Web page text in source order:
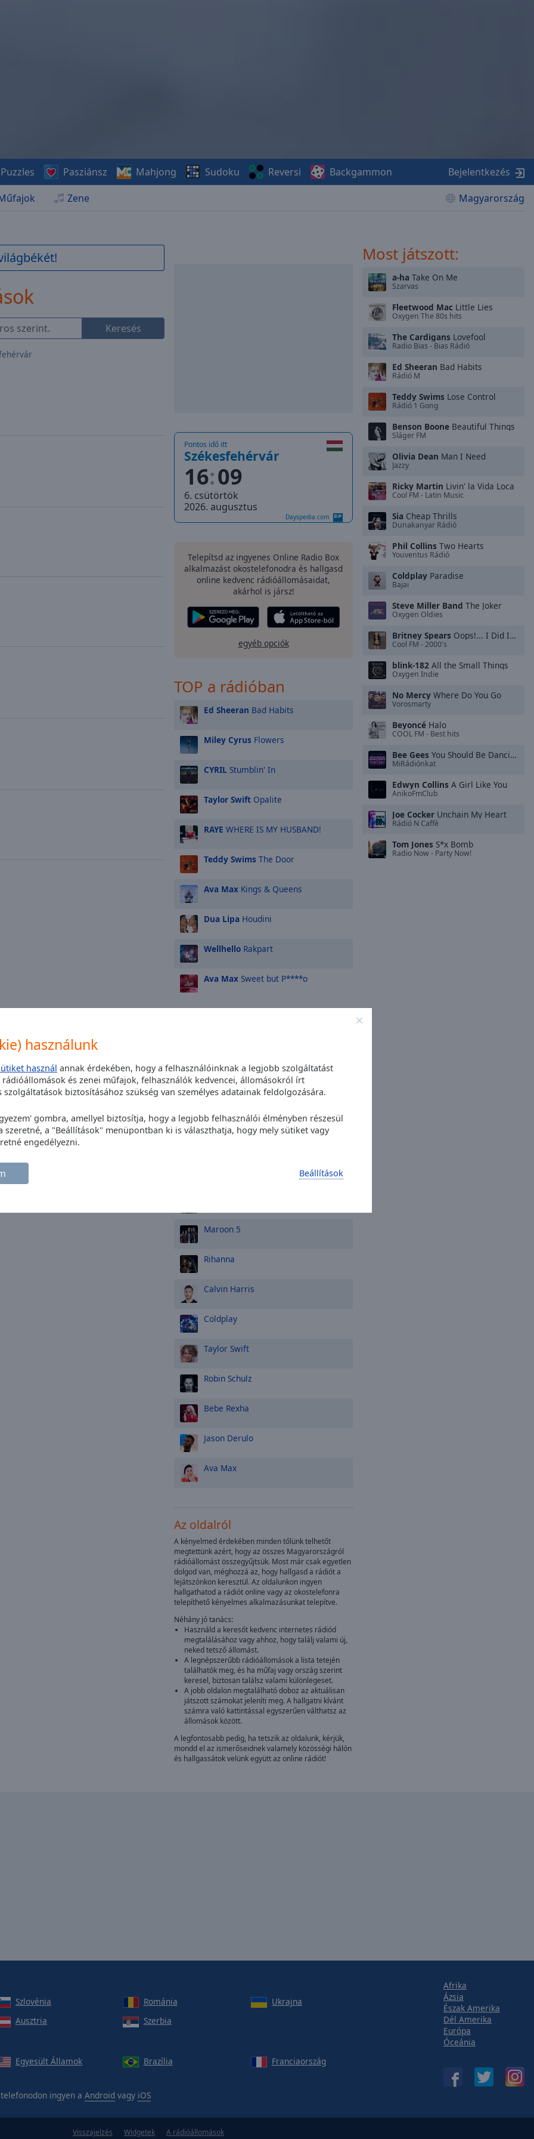
használunk
használ annak érdekében, hogy a felhasználóinknak a legjobb szolgáltatást
és zenei műfajok, felhasználók kedvencei, állomásokról írt
szolgáltatások biztosításához szükség van személyes adatainak feldolgozására.
gombra, amellyel biztosítja, hogy a legjobb felhasználói élményben részesül
szeretné, a "Beállítások" menüpontban ki is választhatja, hogy mely sütiket vagy
engedélyezni.
Beállítások
Zene Magyarország
Puzzles Pasziánsz Mahjong Sudoku Reversi Backgammon Bejelentkezés
Keresés
Pontos idő itt
Székesfehérvár
16 09
6. csütörtök
2026. augusztus
Dayspedia.com
Telepítsd az ingyenes Online Radio Box
alkalmazást okostelefonodra és hallgasd
online kedvenc rádióállomásaidat,
akárhol is jársz!
egyéb opciók
TOP a rádióban
Ed Sheeran Bad Habits
Miley Cyrus Flowers
CYRIL Stumblin' In
Taylor Swift Opalite
RAYE WHERE IS MY HUSBAND!
Teddy Swims The Door
Ava Max Kings & Queens
Dua Lipa Houdini
Wellhello Rakpart
Ava Max Sweet but P****o
David Guetta
Maroon 5
Rihanna
Calvin Harris
Coldplay
Taylor Swift
Robin Schulz
Bebe Rexha
Jason Derulo
Ava Max
Az oldalról
A kényelmed érdekében minden tőlünk telhetőt
megtettünk azért, hogy az összes Magyarországról
rádióállomást összegyűjtsük. Most már csak egyetlen
dolgod van, méghozzá az, hogy hallgasd a rádiót a
lejátszónkon keresztül. Az oldalunkon ingyen
hallgathatod a rádiót online vagy az okostelefonra
telepíthető kényelmes alkalmazásunkat telepítve.
Néhány jó tanács:
Használd a keresőt kedvenc internetes rádiód
megtalálásához vagy ahhoz, hogy találj valami új,
neked tetsző állomást.
A legnépszerűbb rádióállomások a lista tetején
találhatók meg, és ha műfaj vagy ország szerint
keresel, biztosan találsz valami különlegeset.
A jobb oldalon megtalálható doboz az aktuálisan
játszott számokat jeleníti meg. A hallgatni kívánt
számra való kattintással egyszerűen válthatsz az
állomások között.
A legfontosabb pedig, ha tetszik az oldalunk, kérjük,
mondd el az ismerőseidnek valamely közösségi hálón
és hallgassátok velünk együtt az online rádiót!
Most játszott:
a-ha Take On Me
Szarvas
Fleetwood Mac Little Lies
Oxygen The 80s hits
The Cardigans Lovefool
Radio Bias - Bias Rádió
Ed Sheeran Bad Habits
Rádió M
Teddy Swims Lose Control
Rádió 1 Gong
Benson Boone Beautiful Things
Sláger FM
Olivia Dean Man I Need
Jazzy
Ricky Martin Livin' la Vida Loca
Cool FM - Latin Music
Sia Cheap Thrills
Dunakanyar Rádió
Phil Collins Two Hearts
Youventus Rádió
Coldplay Paradise
Bajai
Steve Miller Band The Joker
Oxygen Oldies
Britney Spears Oops!... I Did It Again
Cool FM - 2000's
blink-182 All the Small Things
Oxygen Indie
No Mercy Where Do You Go
Vorosmarty
Beyoncé Halo
COOL FM - Best hits
Bee Gees You Should Be Dancing
MiRádiónkat
Edwyn Collins A Girl Like You
AnikoFmClub
Joe Cocker Unchain My Heart
Rádió N Caffé
Tom Jones S*x Bomb
Radio Now - Party Now!
Szlovénia Románia
Ukrajna
Ausztria Szerbia
Egyesült Államok Brazília Franciaország
ingyen a Android vagy iOS
Afrika
Ázsia
Észak Amerika
Dél Amerika
Európa
Óceánia
Visszajelzés Widgetek A rádióállomások